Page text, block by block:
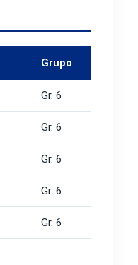
Grupo
Gr. 6
Gr. 6
Gr. 6
Gr. 6
Gr. 6